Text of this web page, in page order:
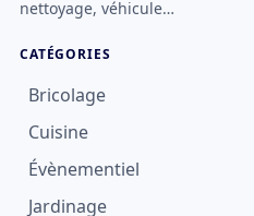
nettoyage, véhicule…
CATÉGORIES
Bricolage
Cuisine
Évènementiel
Jardinage